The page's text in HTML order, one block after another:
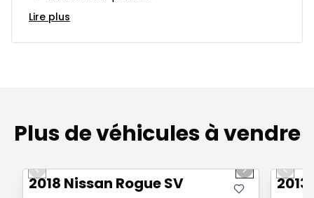
Lire plus
Plus de véhicules à vendre
Previous slide Next slide
2018 Nissan Rogue SV 2013